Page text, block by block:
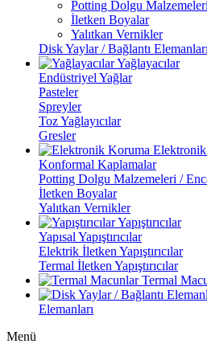
Potting Dolgu
İletken Boyalar
Yalıtkan Vernikler
Disk Yaylar / Bağlantı Elemanları
Yağlayacılar
Endüstriyel Yağlar
Pasteler
Spreyler
Toz Yağlayıcılar
Gresler
Konformal Kaplamalar
Potting Dolgu Malzemeleri /
İletken Boyalar
Yalıtkan Vernikler
Yapıştırıcılar
Yapısal Yapıştırıcılar
Elektrik İletken Yapıştırıcılar
Termal İletken Yapıştırıcılar
Termal
Elemanları
Menü